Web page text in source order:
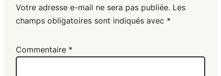
Votre adresse e-mail ne sera pas publiée. Les
champs obligatoires sont indiqués avec *
Commentaire *